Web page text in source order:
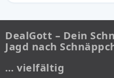
DealGott – Dein
Jagd nach
… vielfältig